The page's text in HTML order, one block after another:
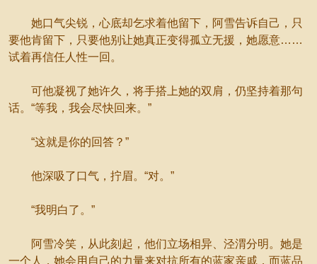
她口气尖锐，心底却乞求着他留下，阿雪告诉自己，只
要他肯留下，只要他别让她真正变得孤立无援，她愿意……
试着再信任人性一回。
可他凝视了她许久，将手搭上她的双肩，仍坚持着那句
话。“等我，我会尽快回来。”
“这就是你的回答？”
他深吸了口气，拧眉。“对。”
“我明白了。”
阿雪冷笑，从此刻起，他们立场相异、泾渭分明。她是
一个人，她会用自己的力量来对抗所有的蓝家亲戚，而蓝品